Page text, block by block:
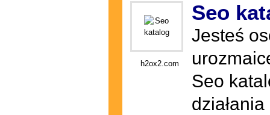
h2ox2.com
Seo
Jesteś
Seo